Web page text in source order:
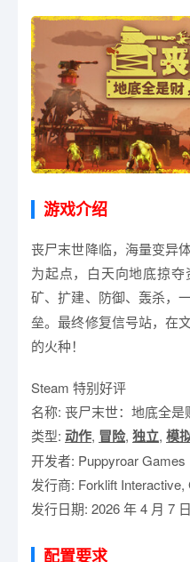
有疑问？请点击复制链接咨询！
游戏介绍
丧尸末世降临，海量变异
为起点，白天向地底掠
矿、扩建、防御、轰杀，
垒。最终修复信号站，在
的火种！
Steam 特别好评
名称: 丧尸末世：地底全是
类型: 动作, 冒险, 独立, 模
开发者: Puppyroar Games
发行商: Forklift
发行日期: 2026 年 4 月 7 日
配置要求